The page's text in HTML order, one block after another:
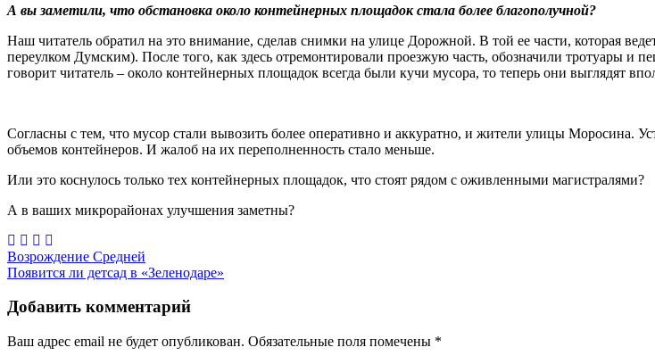
А вы заметили, что обстановка около контейнерных площадок стала более благополучной?
Наш читатель обратил на это внимание, сделав снимки на улице Дорожной. В той ее части, которая
переулком Думским). После того, как здесь отремонтировали проезжую часть, обозначили тротуары и
говорит читатель – около контейнерных площадок всегда были кучи мусора, то теперь они выглядят
Согласны с тем, что мусор стали вывозить более оперативно и аккуратно, и жители улицы Моросина.
объемов контейнеров. И жалоб на их переполненность стало меньше.
Или это коснулось только тех контейнерных площадок, что стоят рядом с оживленными магистралями?
А в ваших микрорайонах улучшения заметны?
Навигация
по
записям
Возрождение Средней
Появится ли детсад в «Зеленодаре»
Добавить комментарий
Ваш адрес email не будет опубликован. Обязательные поля помечены *